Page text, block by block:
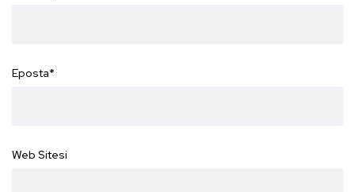
Eposta*
Web Sitesi